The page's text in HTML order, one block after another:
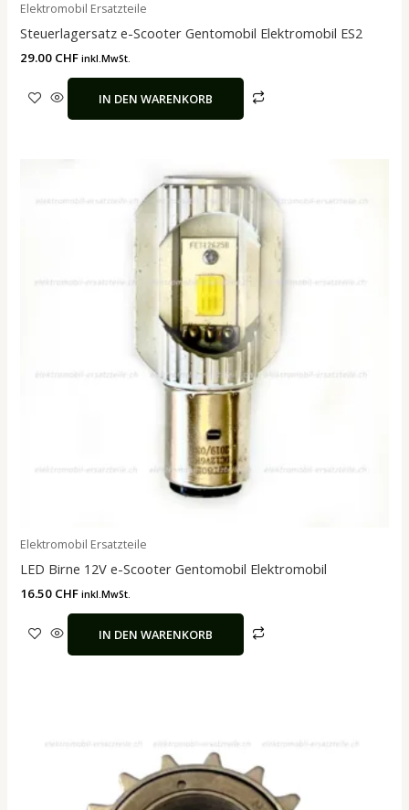
Elektromobil Ersatzteile
Steuerlagersatz e-Scooter Gentomobil Elektromobil ES2
29.00 CHF inkl.MwSt.
IN DEN WARENKORB
Elektromobil Ersatzteile
LED Birne 12V e-Scooter Gentomobil Elektromobil
16.50 CHF inkl.MwSt.
IN DEN WARENKORB